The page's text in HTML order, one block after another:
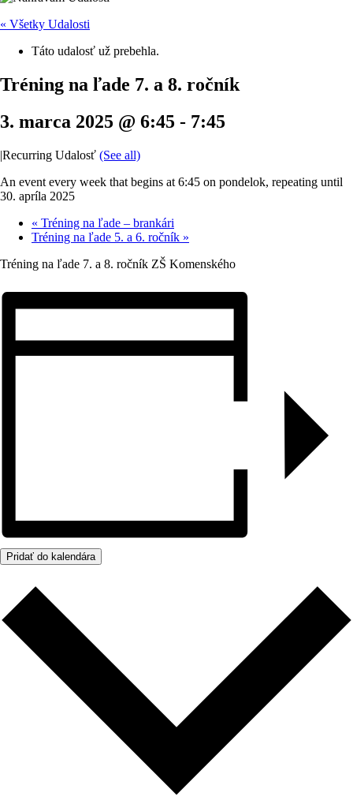
« Všetky Udalosti
Táto udalosť už prebehla.
Tréning na ľade 7. a 8. ročník
3. marca 2025 @ 6:45 - 7:45
|Recurring Udalosť (See all)
An event every week that begins at 6:45 on pondelok, repeating until
30. apríla 2025
« Tréning na ľade – brankári
Tréning na ľade 5. a 6. ročník »
Tréning na ľade 7. a 8. ročník ZŠ Komenského
Pridať do kalendára